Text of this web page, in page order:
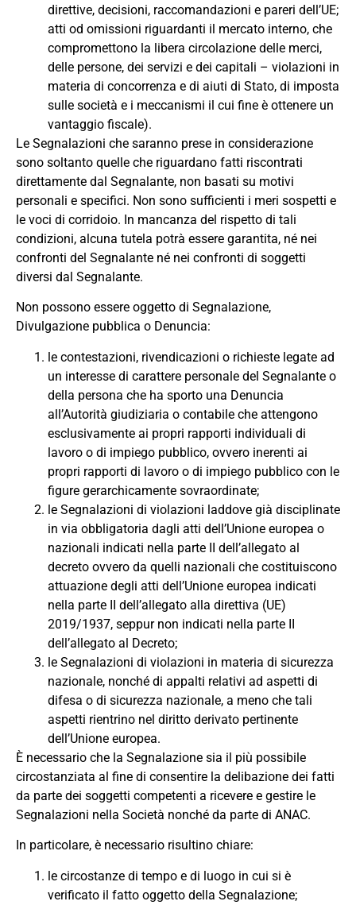
direttive, decisioni, raccomandazioni e pareri dell’UE;
atti od omissioni riguardanti il mercato interno, che
compromettono la libera circolazione delle merci,
delle persone, dei servizi e dei capitali – violazioni in
materia di concorrenza e di aiuti di Stato, di imposta
sulle società e i meccanismi il cui fine è ottenere un
vantaggio fiscale).
Le Segnalazioni che saranno prese in considerazione
sono soltanto quelle che riguardano fatti riscontrati
direttamente dal Segnalante, non basati su motivi
personali e specifici. Non sono sufficienti i meri sospetti e
le voci di corridoio. In mancanza del rispetto di tali
condizioni, alcuna tutela potrà essere garantita, né nei
confronti del Segnalante né nei confronti di soggetti
diversi dal Segnalante.
Non possono essere oggetto di Segnalazione,
Divulgazione pubblica o Denuncia:
le contestazioni, rivendicazioni o richieste legate ad
un interesse di carattere personale del Segnalante o
della persona che ha sporto una Denuncia
all’Autorità giudiziaria o contabile che attengono
esclusivamente ai propri rapporti individuali di
lavoro o di impiego pubblico, ovvero inerenti ai
propri rapporti di lavoro o di impiego pubblico con le
figure gerarchicamente sovraordinate;
le Segnalazioni di violazioni laddove già disciplinate
in via obbligatoria dagli atti dell’Unione europea o
nazionali indicati nella parte II dell’allegato al
decreto ovvero da quelli nazionali che costituiscono
attuazione degli atti dell’Unione europea indicati
nella parte II dell’allegato alla direttiva (UE)
2019/1937, seppur non indicati nella parte II
dell’allegato al Decreto;
le Segnalazioni di violazioni in materia di sicurezza
nazionale, nonché di appalti relativi ad aspetti di
difesa o di sicurezza nazionale, a meno che tali
aspetti rientrino nel diritto derivato pertinente
dell’Unione europea.
È necessario che la Segnalazione sia il più possibile
circostanziata al fine di consentire la delibazione dei fatti
da parte dei soggetti competenti a ricevere e gestire le
Segnalazioni nella Società nonché da parte di ANAC.
In particolare, è necessario risultino chiare:
le circostanze di tempo e di luogo in cui si è
verificato il fatto oggetto della Segnalazione;